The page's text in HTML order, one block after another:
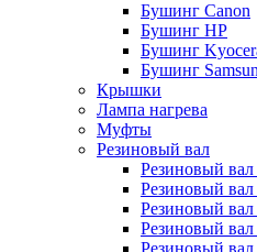
Бушинг Canon
Бушинг HP
Бушинг
Бушинг
Крышки
Лампа нагрева
Муфты
Резиновый вал
Резиновый
Резиновый
Резиновый
Резиновый вал